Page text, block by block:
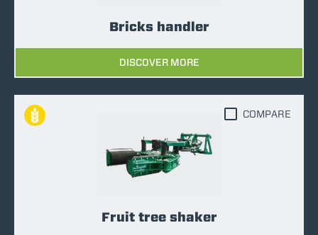
Bricks handler
DISCOVER MORE
Fruit tree shaker
COMPARE